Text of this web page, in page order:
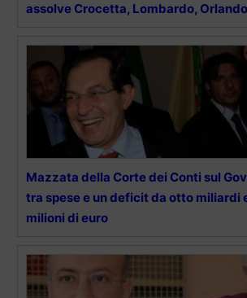
assolve Crocetta, Lombardo,
Mazzata della Corte dei Conti sul
tra spese e un deficit da otto miliardi
milioni di euro